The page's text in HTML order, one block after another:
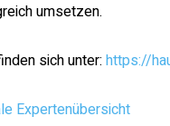
umsetzen.
sich unter: https://
Expertenübersicht